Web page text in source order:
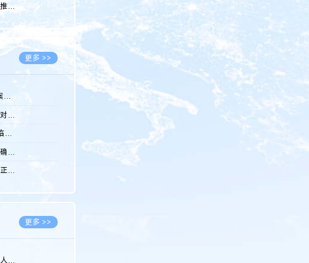
2026.08.05
市场监管总局办公厅关于推广第一批全国商业秘密保护创新试点典型...
2026.08.05
更多 >>
淘宝“B站推荐”店铺刷量案维持原判，两被告连带赔偿150万元
专利诉前行为保全案件中对仿制药申请人曾作出三类声明的考量及违...
直播带货诋毁同行 所谓“临场发挥”不免责
借助软件复现现有技术以确认相关参数特征是否被公开
键盘之争，是维权还是不正当竞争？
更多 >>
最高人民法院发布第六批人民法院种业知识产权司法保护典型案例 含...